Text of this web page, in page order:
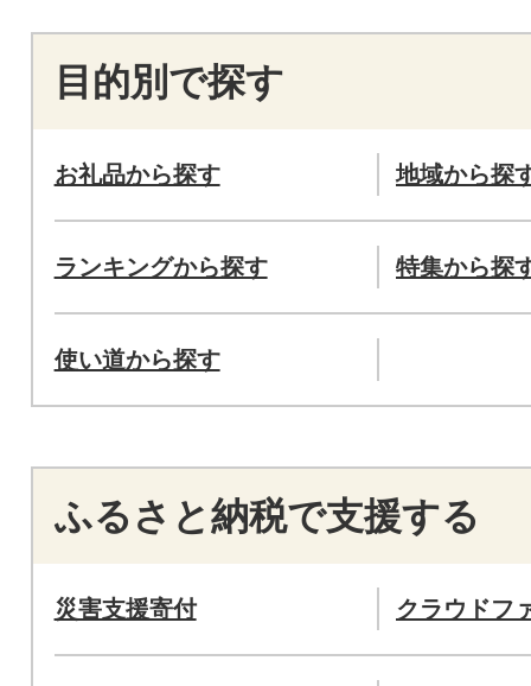
目的別で探す
お礼品から探す 地域から探
ランキングから探す 特集から探
使い道から探す
ふるさと納税で支援する
災害支援寄付 クラウドフ